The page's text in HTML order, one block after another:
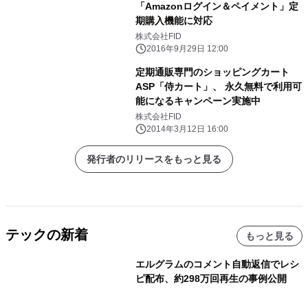
「Amazonログイン＆ペイメント」定
期購入機能に対応
株式会社FID
2016年9月29日 12:00
定期通販専門のショッピングカート
ASP「侍カート」、 永久無料で利用可
能になるキャンペーン実施中
株式会社FID
2014年3月12日 16:00
発行者のリリースをもっと見る
テックの新着 もっと見る
エルグラムのコメント自動返信でレシ
ピ配布、約298万回再生の事例公開